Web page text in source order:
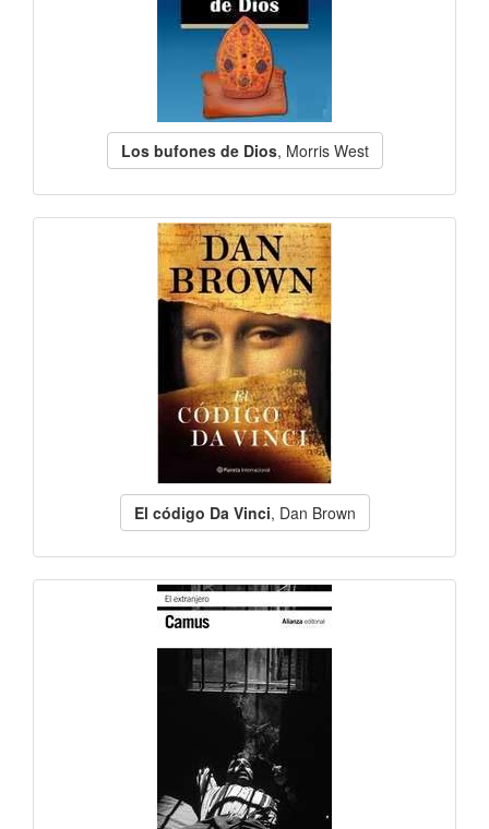
Los bufones de Dios, Morris West
El código Da Vinci, Dan Brown